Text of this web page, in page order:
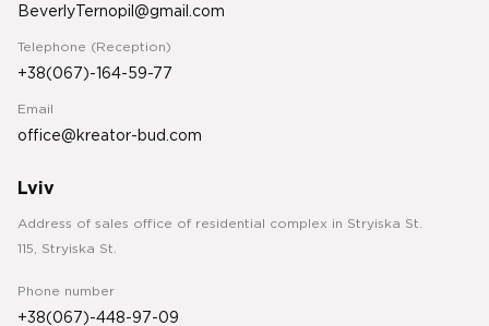
BeverlyTernopil@gmail.com
Telephone (Reception)
+38(067)-164-59-77
Email
office@kreator-bud.com
Lviv
Address of sales office of residential complex in Stryiska St.
115, Stryiska St.
Phone number
+38(067)-448-97-09